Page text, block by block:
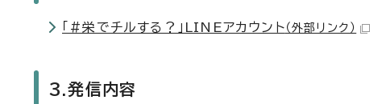
「#栄でチルする？」LINEアカウント （外部リンク）
3.発信内容